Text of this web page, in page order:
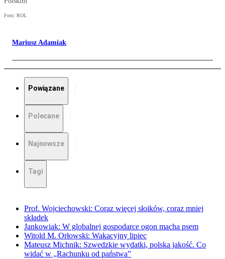
Foto: ROL
Mariusz Adamiak
Powiązane
Polecane
Najnowsze
Tagi
Prof. Wojciechowski: Coraz więcej słoików, coraz mniej
składek
Jankowiak: W globalnej gospodarce ogon macha psem
Witold M. Orłowski: Wakacyjny lipiec
Mateusz Michnik: Szwedzkie wydatki, polska jakość. Co
widać w „Rachunku od państwa”